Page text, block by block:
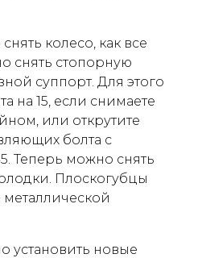
колесо, как все
снять стопорную
суппорт. Для этого
на 15, если снимаете
или открутите
болта с
Теперь можно снять
Плоскогубцы
установить новые